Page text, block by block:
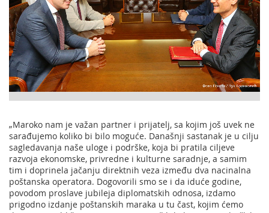
„Maroko nam je važan partner i prijatelj, sa kojim još uvek ne
sarađujemo koliko bi bilo moguće. Današnji sastanak je u cilju
sagledavanja naše uloge i podrške, koja bi pratila ciljeve
razvoja ekonomske, privredne i kulturne saradnje, a samim
tim i doprinela jačanju direktnih veza između dva nacinalna
poštanska operatora. Dogovorili smo se i da iduće godine,
povodom proslave jubileja diplomatskih odnosa, izdamo
prigodno izdanje poštanskih maraka u tu čast, kojim ćemo